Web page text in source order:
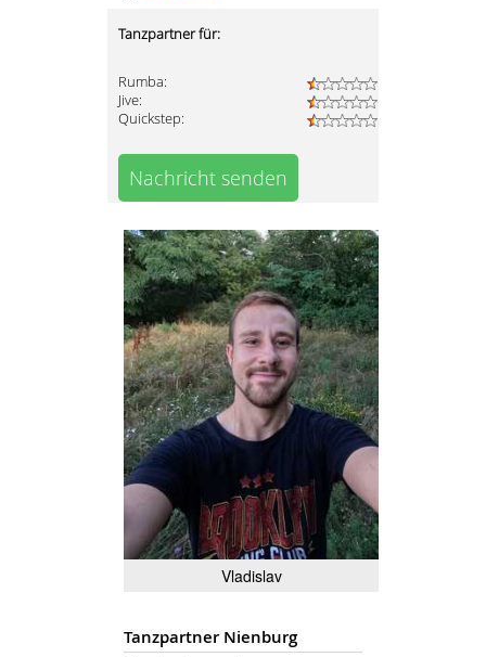
Tanzpartner für:
Rumba:
Jive:
Quickstep:
Nachricht senden
Vladislav
Tanzpartner Nienburg